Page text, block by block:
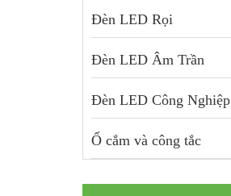
Đèn LED Rọi
Đèn LED Âm Trần
Đèn LED Công Nghiệp
Ổ cắm và công tắc